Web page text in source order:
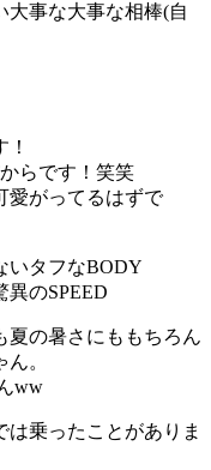
大事な大事な相棒(自
らです！笑笑
愛がってるはずで
いタフなBODY
のSPEED
夏の暑さにももちろん
。
ww
乗ったことがありま